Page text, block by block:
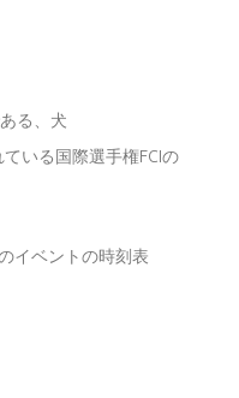
る、犬
いる国際選手権FCIの
イベントの時刻表